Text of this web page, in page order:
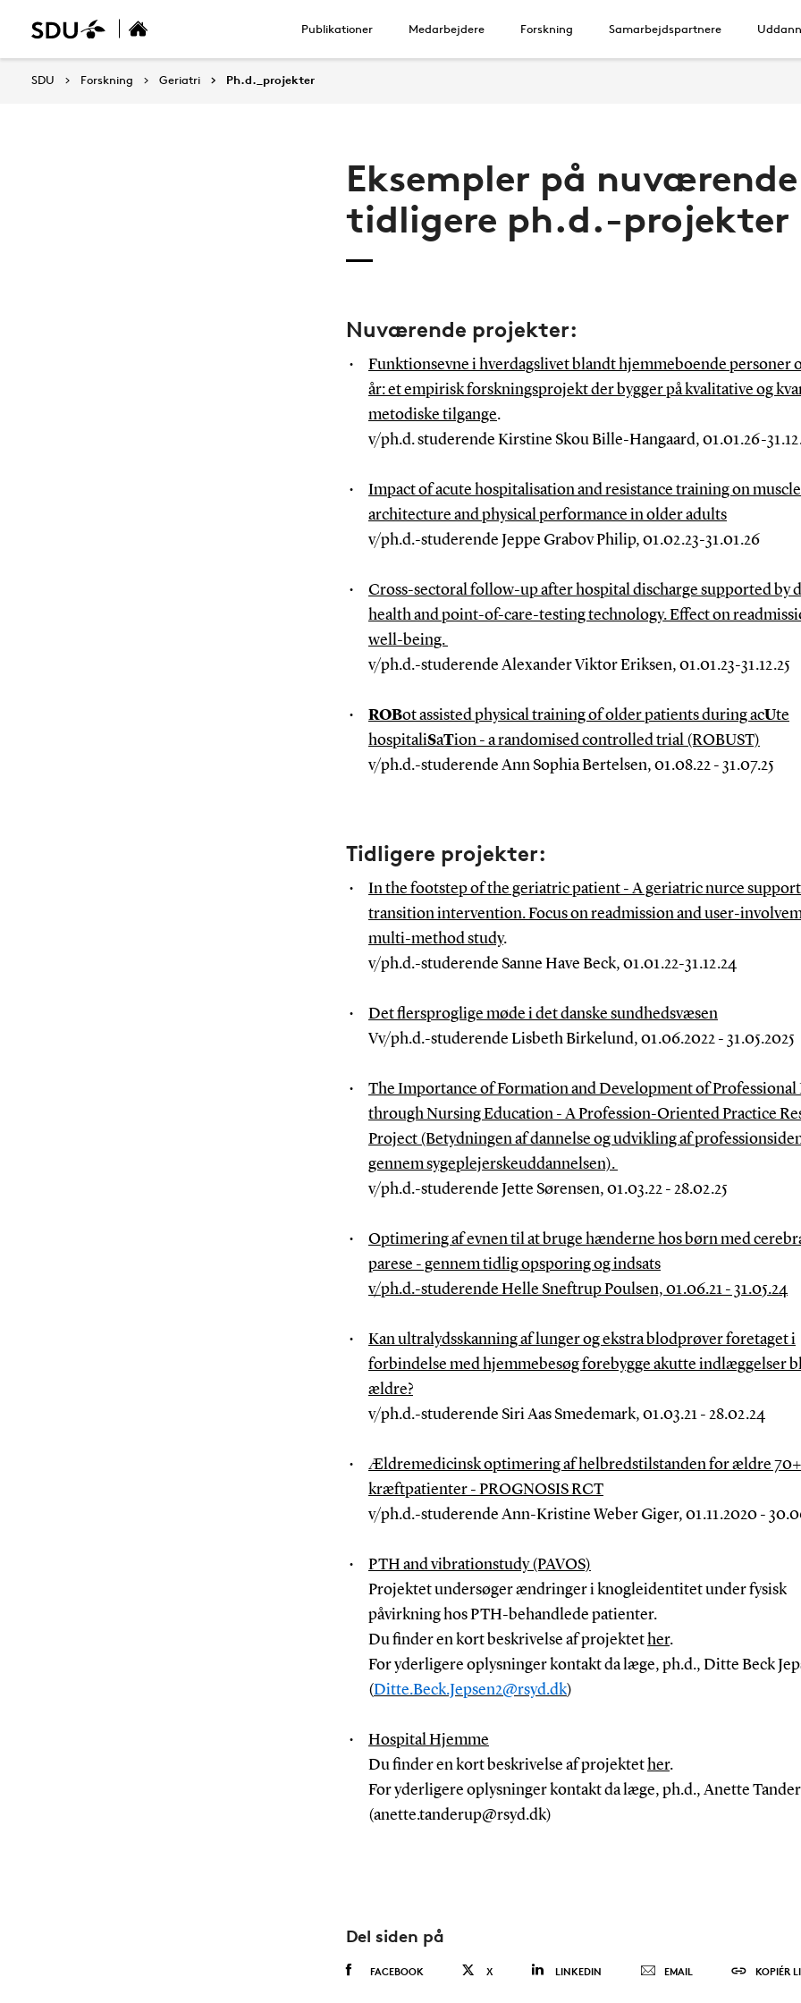
Publikationer Medarbejdere Forskning Samarbejdspartnere
SDU Forskning Geriatri Ph.d._projekter
Eksempler på
tidligere ph.d.-projekter
Nuværende projekter:
Funktionsevne i hverdagslivet blandt hjemmeboende personer
år: et empirisk forskningsprojekt der bygger på kvalitative og
metodiske tilgange.
v/ph.d. studerende Kirstine Skou Bille-Hangaard, 01.01.26-
Impact of acute hospitalisation and resistance training on muscle
architecture and physical performance in older adults
v/ph.d.-studerende Jeppe Grabov Philip, 01.02.23-31.01.26
Cross-sectoral follow-up after hospital discharge supported by
health and point-of-care-testing technology. Effect on
well-being.
v/ph.d.-studerende Alexander Viktor Eriksen, 01.01.23-31.12.25
ROBot assisted physical training of older patients during acUte
hospitaliSaTion - a randomised controlled trial (ROBUST)
v/ph.d.-studerende Ann Sophia Bertelsen, 01.08.22 - 31.07.25
Tidligere projekter:
In the footstep of the geriatric patient - A geriatric nurce
transition intervention. Focus on readmission and user-
multi-method study.
v/ph.d.-studerende Sanne Have Beck, 01.01.22-31.12.24
Det flersproglige møde i det danske sundhedsvæsen
Vv/ph.d.-studerende Lisbeth Birkelund, 01.06.2022 - 31.05.2025
The Importance of Formation and Development of
through Nursing Education - A Profession-Oriented Practice
Project (Betydningen af dannelse og udvikling af
gennem sygeplejerskeuddannelsen).
v/ph.d.-studerende Jette Sørensen, 01.03.22 - 28.02.25
Optimering af evnen til at bruge hænderne hos børn med
parese - gennem tidlig opsporing og indsats
v/ph.d.-studerende Helle Sneftrup Poulsen, 01.06.21 - 31.05.24
Kan ultralydsskanning af lunger og ekstra blodprøver foretaget i
forbindelse med hjemmebesøg forebygge akutte indlæggelser
ældre?
v/ph.d.-studerende Siri Aas Smedemark, 01.03.21 - 28.02.24
Ældremedicinsk optimering af helbredstilstanden for ældre
kræftpatienter - PROGNOSIS RCT
v/ph.d.-studerende Ann-Kristine Weber Giger, 01.11.2020 -
PTH and vibrationstudy (PAVOS)
Projektet undersøger ændringer i knogleidentitet under fysisk
påvirkning hos PTH-behandlede patienter.
Du finder en kort beskrivelse af projektet her.
For yderligere oplysninger kontakt da læge, ph.d., Ditte Beck
(Ditte.Beck.Jepsen2@rsyd.dk)
Hospital Hjemme
Du finder en kort beskrivelse af projektet her.
For yderligere oplysninger kontakt da læge, ph.d., Anette
(anette.tanderup@rsyd.dk)
Del siden på
FACEBOOK X LINKEDIN EMAIL KOPIÉR